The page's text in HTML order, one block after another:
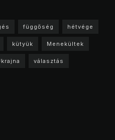
függőség hétvége
kütyük Menekültek
választás